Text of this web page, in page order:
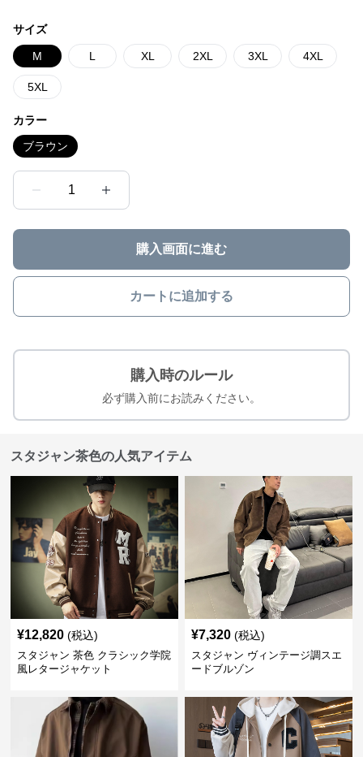
サイズ
M L XL 2XL 3XL 4XL
5XL
カラー
ブラウン
1
購入画面に進む
カートに追加する
購入時のルール
必ず購入前にお読みください。
スタジャン茶色の人気アイテム
¥12,820 (税込)
スタジャン 茶色 クラシック学院
風レタージャケット
¥7,320 (税込)
スタジャン ヴィンテージ調スエ
ードブルゾン